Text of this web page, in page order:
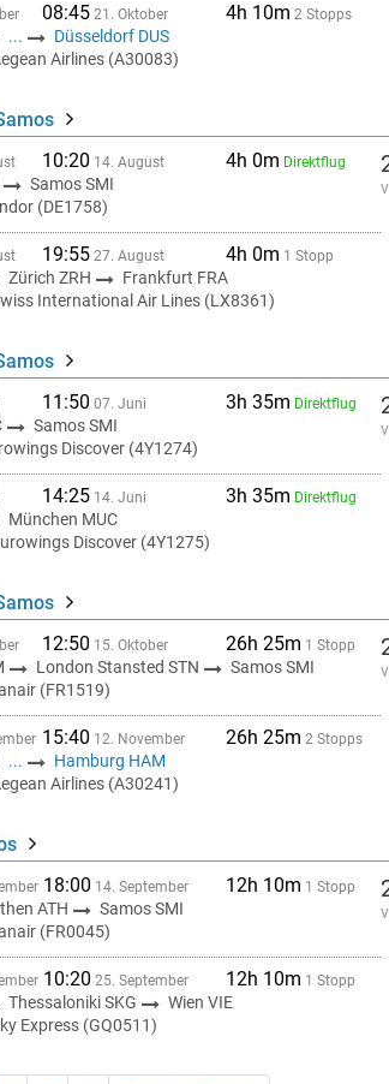
08:45 21. Oktober 4h 10m 2 Stopps
...
Düsseldorf DUS
Airlines (A30083)
10:20 14. August 4h 0m Direktflug
Samos SMI
(DE1758)
19:55 27. August 4h 0m 1 Stopp
Zürich ZRH
Frankfurt FRA
International Air Lines (LX8361)
11:50 07. Juni 3h 35m Direktflug
Samos SMI
Discover (4Y1274)
14:25 14. Juni 3h 35m Direktflug
München MUC
Discover (4Y1275)
12:50 15. Oktober 26h 25m 1 Stopp
London Stansted STN
Samos SMI
(FR1519)
15:40 12. November 26h 25m 2 Stopps
...
Hamburg HAM
Airlines (A30241)
18:00 14. September 12h 10m 1 Stopp
ATH
Samos SMI
(FR0045)
10:20 25. September 12h 10m 1 Stopp
Thessaloniki SKG
Wien VIE
Express (GQ0511)